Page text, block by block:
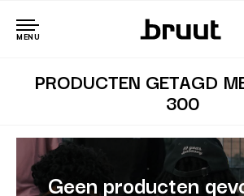
MENU
PRODUCTEN GETAGD
300
Geen producten